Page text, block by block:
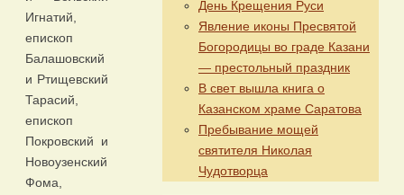
Игнатий,
епископ
Балашовский
и Ртищевский
Тарасий,
епископ
Покровский и
Новоузенский
Фома,
День Крещения Руси
Явление иконы Пресвятой
Богородицы во граде Казани
— престольный праздник
В свет вышла книга о
Казанском храме Саратова
Пребывание мощей
святителя Николая
Чудотворца